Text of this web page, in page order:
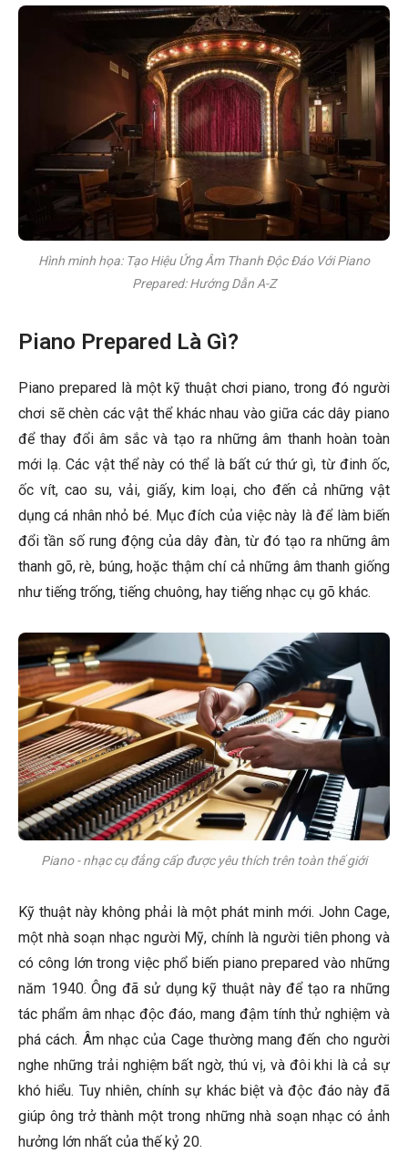
Hình minh họa: Tạo Hiệu Ứng Âm Thanh Độc Đáo Với Piano
Prepared: Hướng Dẫn A-Z
Piano Prepared Là Gì?
Piano prepared là một kỹ thuật chơi piano, trong đó người
chơi sẽ chèn các vật thể khác nhau vào giữa các dây piano
để thay đổi âm sắc và tạo ra những âm thanh hoàn toàn
mới lạ. Các vật thể này có thể là bất cứ thứ gì, từ đinh ốc,
ốc vít, cao su, vải, giấy, kim loại, cho đến cả những vật
dụng cá nhân nhỏ bé. Mục đích của việc này là để làm biến
đổi tần số rung động của dây đàn, từ đó tạo ra những âm
thanh gõ, rè, búng, hoặc thậm chí cả những âm thanh giống
như tiếng trống, tiếng chuông, hay tiếng nhạc cụ gõ khác.
Piano - nhạc cụ đẳng cấp được yêu thích trên toàn thế giới
Kỹ thuật này không phải là một phát minh mới. John Cage,
một nhà soạn nhạc người Mỹ, chính là người tiên phong và
có công lớn trong việc phổ biến piano prepared vào những
năm 1940. Ông đã sử dụng kỹ thuật này để tạo ra những
tác phẩm âm nhạc độc đáo, mang đậm tính thử nghiệm và
phá cách. Âm nhạc của Cage thường mang đến cho người
nghe những trải nghiệm bất ngờ, thú vị, và đôi khi là cả sự
khó hiểu. Tuy nhiên, chính sự khác biệt và độc đáo này đã
giúp ông trở thành một trong những nhà soạn nhạc có ảnh
hưởng lớn nhất của thế kỷ 20.